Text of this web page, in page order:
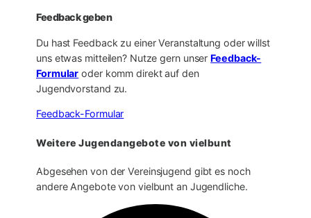
Feedback geben
Du hast Feedback zu einer Veranstaltung oder willst
uns etwas mitteilen? Nutze gern unserFeedback-
Formular oder komm direkt auf den
Jugendvorstand zu.
Feedback-Formular
Weitere Jugendangebote von vielbunt
Abgesehen von der Vereinsjugend gibt es noch
andere Angebote von vielbunt an Jugendliche.